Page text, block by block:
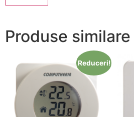
Produse similare
Reduceri!